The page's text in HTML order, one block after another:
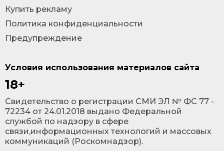
Условия использования материалов сайта
18+
Cвидетельство о регистрации СМИ ЭЛ № ФС 77 -
72234 от 24.01.2018 выдано Федеральной
службой по надзору в сфере
связи,информационных технологий и массовых
коммуникаций (Роскомнадзор).
Купить рекламу
Политика конфиденциальности
Предупреждение